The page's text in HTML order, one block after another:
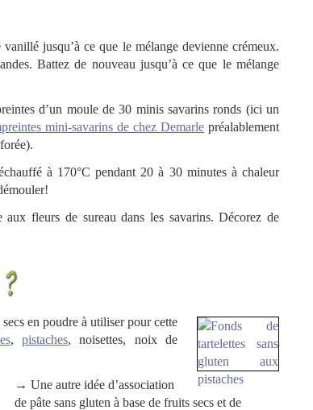
jusqu’à ce que le mélange devienne crémeux.
Battez de nouveau jusqu’à ce que le mélange
d’un moule de 30 minis savarins ronds (ici un
mini-savarins de chez Demarle préalablement
à 170°C pendant 20 à 30 minutes à chaleur
aux fleurs de sureau dans les savarins. Décorez de
en poudre à utiliser pour cette
,pistaches, noisettes, noix de
→ Une autre idée d’association
de pâte sans gluten à base de fruits secs et de